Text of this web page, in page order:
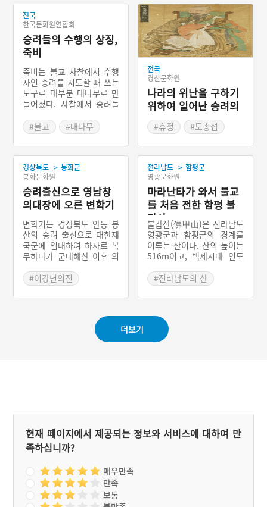
전국
한국문화원연합회
승려들의 수행의 상징,
죽비
죽비는 불교 사찰에서 수행
자인 승려를 지도할 때 쓰는
도구로 대부분 대나무로 만
들어졌다. 사찰에서 승려들
끝을 알리거나, 앉아서 참선
할 때 졸거나 자세가 흐트러
진 승려의 어깨를 쳐서 정신
을 차리게 하는 용도로 썼
다.
#불교
#대나무
#생활용 목공예
전국
경산문화원
나라의 위난을 구하기
위하여 일어난 승려의
병#휴정
#도총섭
경상북도 > 봉화군
봉화문화원
승려출신으로 영남창
의대장에 오른 변학기
변학기는 경상북도 안동 봉
산의 승려 출신으로 대한제
국군에 입대하여 하사로 복
무하다가 군대해산 이후 의
일제에 의해 대한제국군이
강제 해산되자 그는 경상북
도 각지에 격문을 띄우고,
일으켜 영남창의대장으로
봉화·울진·삼척 등지에서 항
일투쟁을 전개하였다. 1908
#이강년의진
전라남도 > 함평군
영광문화원
마라난타가 와서 불교
를 처음 전한 함평 불
갑산
불갑산(佛甲山)은 전라남도
영광군과 함평군의 경계를
이루는 산이다. 산의 높이는
516m이고, 백제시대 인도
나라에 처음으로 절을 창건
한 것으로 유명하다. 이 때
문에 이 산의 이름이 지어졌
산이라 하여 부처 불(佛)자
에, 첫째 천간 갑(甲)자를 써
서 불갑산이 되었다. 1908
열고 있다.
#전라남도의 산
더보기
현재 페이지에서 제공되는 정보와 서비스에 대하여 만
족하십니까?
매우만족
만족
보통